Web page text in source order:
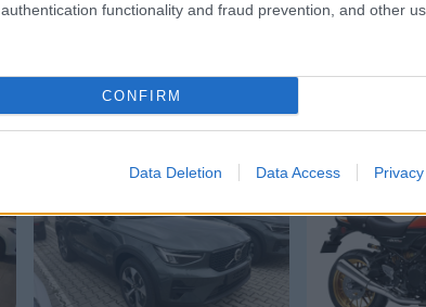
authentication functionality and fraud prevention, and other
CONFIRM
Data Deletion Data Access
Volvo Xc40